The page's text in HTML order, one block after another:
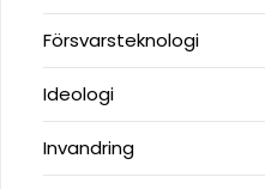
Försvarsteknologi
Ideologi
Invandring